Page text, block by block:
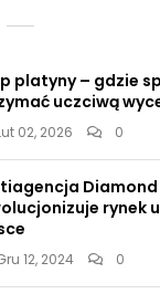
platyny – gdzie
uczciwą
02, 2026 0
Diamond
rynek
12, 2024 0